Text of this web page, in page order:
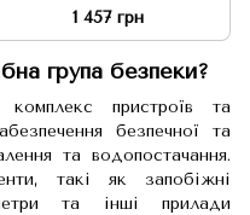
безпеки Ø1/2" 4 kW +
сифон Ø25/32) Caleffi
1 457 грн
група безпеки?
пристроїв та
безпечної та
та водопостачання.
такі як запобіжні
та інші прилади